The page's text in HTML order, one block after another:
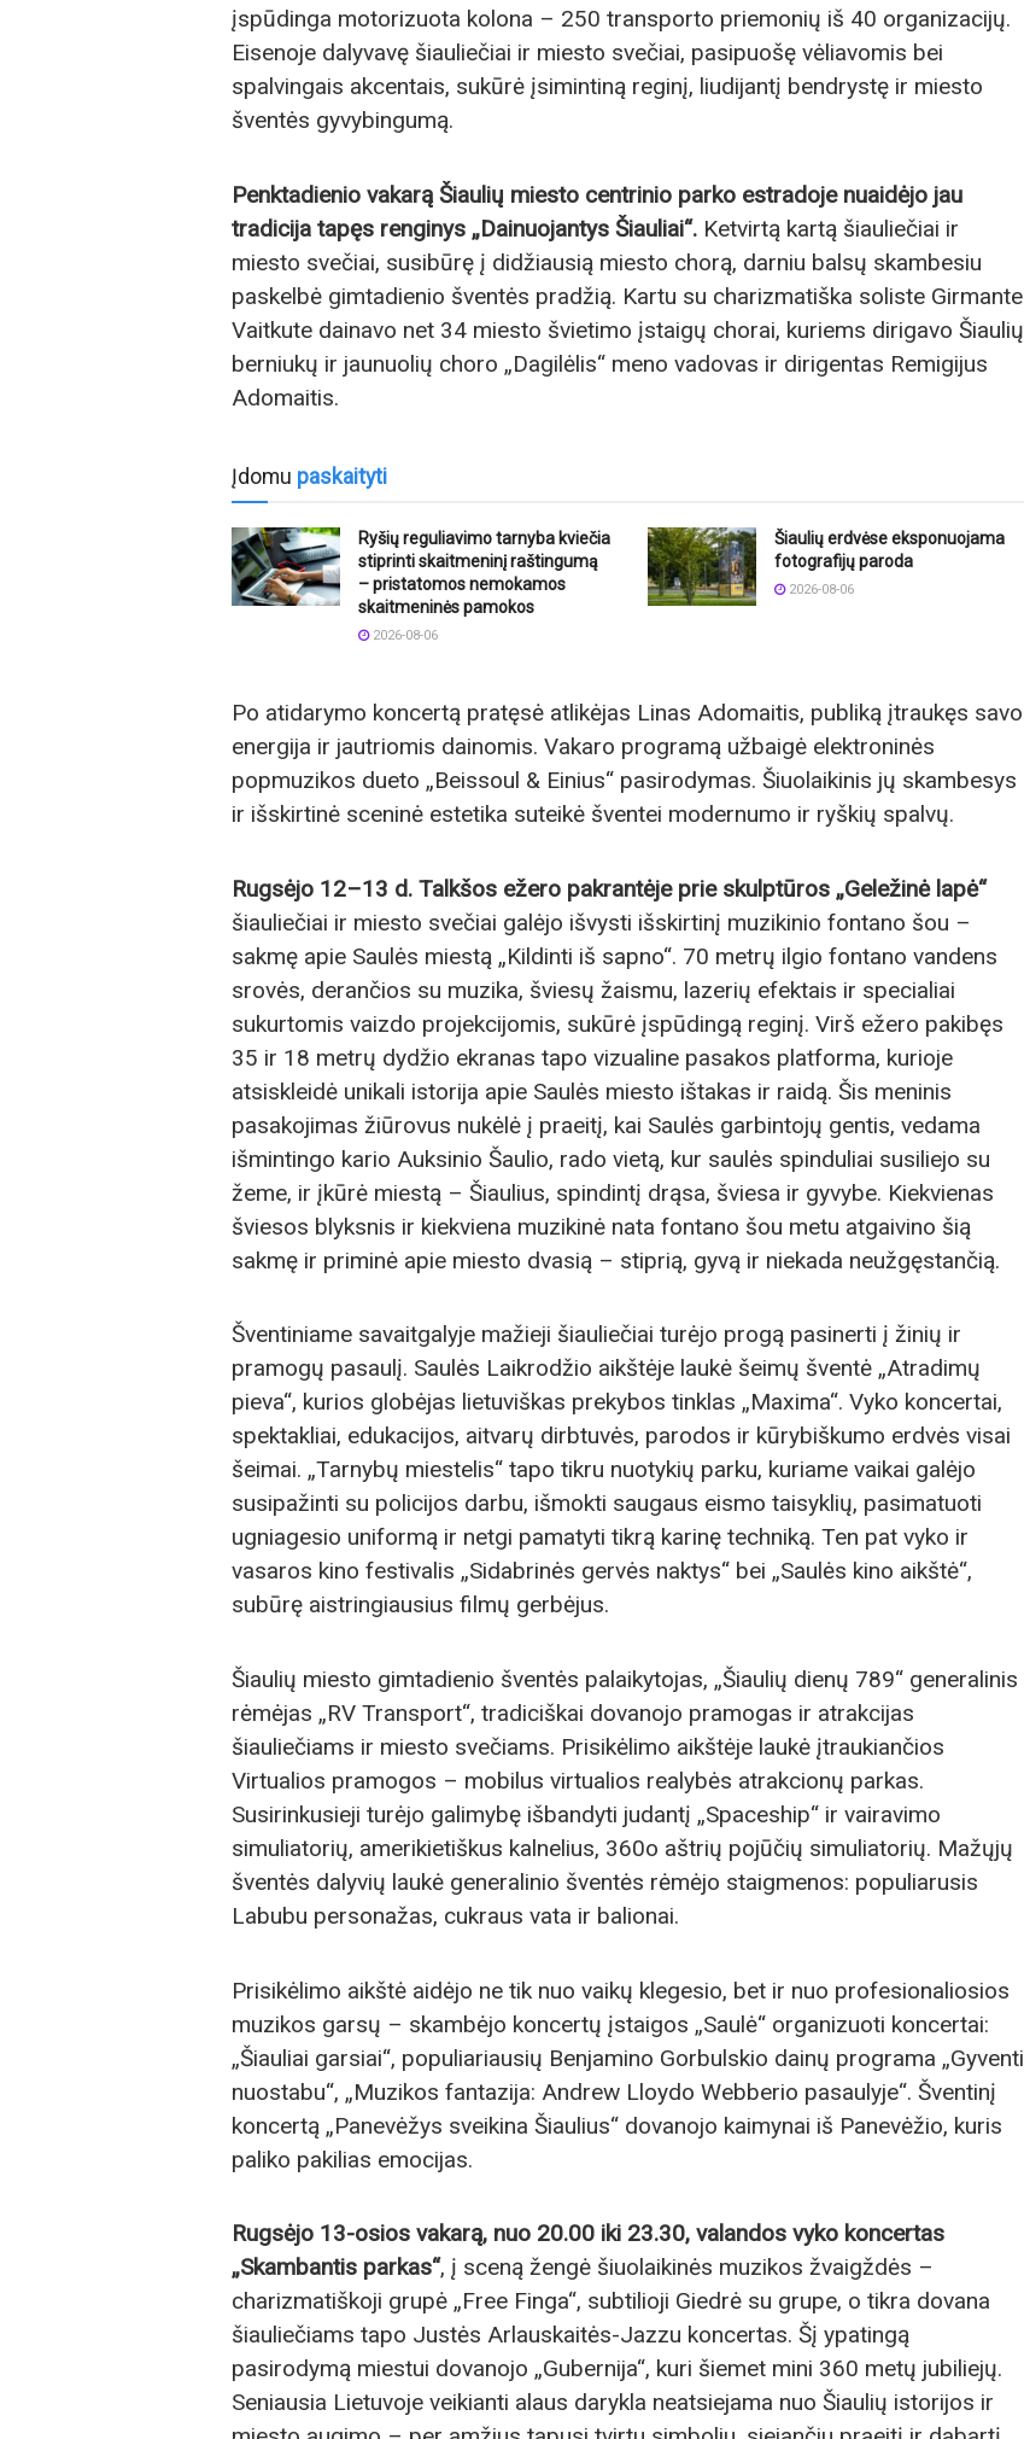
įspūdinga motorizuota kolona – 250 transporto priemonių iš 40 organizacijų.
Eisenoje dalyvavę šiauliečiai ir miesto svečiai, pasipuošę vėliavomis bei
spalvingais akcentais, sukūrė įsimintiną reginį, liudijantį bendrystę ir miesto
šventės gyvybingumą.
Penktadienio vakarą Šiaulių miesto centrinio parko estradoje nuaidėjo jau
tradicija tapęs renginys „Dainuojantys Šiauliai“. Ketvirtą kartą šiauliečiai ir
miesto svečiai, susibūrę į didžiausią miesto chorą, darniu balsų skambesiu
paskelbė gimtadienio šventės pradžią. Kartu su charizmatiška soliste Girmante
Vaitkute dainavo net 34 miesto švietimo įstaigų chorai, kuriems dirigavo Šiaulių
berniukų ir jaunuolių choro „Dagilėlis“ meno vadovas ir dirigentas Remigijus
Adomaitis.
Įdomu paskaityti
Ryšių reguliavimo tarnyba kviečia
stiprinti skaitmeninį raštingumą
– pristatomos nemokamos
skaitmeninės pamokos
2026-08-06
Šiaulių erdvėse eksponuojama
fotografijų paroda
2026-08-06
Po atidarymo koncertą pratęsė atlikėjas Linas Adomaitis, publiką įtraukęs savo
energija ir jautriomis dainomis. Vakaro programą užbaigė elektroninės
popmuzikos dueto „Beissoul & Einius“ pasirodymas. Šiuolaikinis jų skambesys
ir išskirtinė sceninė estetika suteikė šventei modernumo ir ryškių spalvų.
Rugsėjo 12–13 d. Talkšos ežero pakrantėje prie skulptūros „Geležinė lapė“
šiauliečiai ir miesto svečiai galėjo išvysti išskirtinį muzikinio fontano šou –
sakmę apie Saulės miestą „Kildinti iš sapno“. 70 metrų ilgio fontano vandens
srovės, derančios su muzika, šviesų žaismu, lazerių efektais ir specialiai
sukurtomis vaizdo projekcijomis, sukūrė įspūdingą reginį. Virš ežero pakibęs
35 ir 18 metrų dydžio ekranas tapo vizualine pasakos platforma, kurioje
atsiskleidė unikali istorija apie Saulės miesto ištakas ir raidą. Šis meninis
pasakojimas žiūrovus nukėlė į praeitį, kai Saulės garbintojų gentis, vedama
išmintingo kario Auksinio Šaulio, rado vietą, kur saulės spinduliai susiliejo su
žeme, ir įkūrė miestą – Šiaulius, spindintį drąsa, šviesa ir gyvybe. Kiekvienas
šviesos blyksnis ir kiekviena muzikinė nata fontano šou metu atgaivino šią
sakmę ir priminė apie miesto dvasią – stiprią, gyvą ir niekada neužgęstančią.
Šventiniame savaitgalyje mažieji šiauliečiai turėjo progą pasinerti į žinių ir
pramogų pasaulį. Saulės Laikrodžio aikštėje laukė šeimų šventė „Atradimų
pieva“, kurios globėjas lietuviškas prekybos tinklas „Maxima“. Vyko koncertai,
spektakliai, edukacijos, aitvarų dirbtuvės, parodos ir kūrybiškumo erdvės visai
šeimai. „Tarnybų miestelis“ tapo tikru nuotykių parku, kuriame vaikai galėjo
susipažinti su policijos darbu, išmokti saugaus eismo taisyklių, pasimatuoti
ugniagesio uniformą ir netgi pamatyti tikrą karinę techniką. Ten pat vyko ir
vasaros kino festivalis „Sidabrinės gervės naktys“ bei „Saulės kino aikštė“,
subūrę aistringiausius filmų gerbėjus.
Šiaulių miesto gimtadienio šventės palaikytojas, „Šiaulių dienų 789“ generalinis
rėmėjas „RV Transport“, tradiciškai dovanojo pramogas ir atrakcijas
šiauliečiams ir miesto svečiams. Prisikėlimo aikštėje laukė įtraukiančios
Virtualios pramogos – mobilus virtualios realybės atrakcionų parkas.
Susirinkusieji turėjo galimybę išbandyti judantį „Spaceship“ ir vairavimo
simuliatorių, amerikietiškus kalnelius, 360o aštrių pojūčių simuliatorių. Mažųjų
šventės dalyvių laukė generalinio šventės rėmėjo staigmenos: populiarusis
Labubu personažas, cukraus vata ir balionai.
Prisikėlimo aikštė aidėjo ne tik nuo vaikų klegesio, bet ir nuo profesionaliosios
muzikos garsų – skambėjo koncertų įstaigos „Saulė“ organizuoti koncertai:
„Šiauliai garsiai“, populiariausių Benjamino Gorbulskio dainų programa „Gyventi
nuostabu“, „Muzikos fantazija: Andrew Lloydo Webberio pasaulyje“. Šventinį
koncertą „Panevėžys sveikina Šiaulius“ dovanojo kaimynai iš Panevėžio, kuris
paliko pakilias emocijas.
Rugsėjo 13-osios vakarą, nuo 20.00 iki 23.30, valandos vyko koncertas
„Skambantis parkas“, į sceną žengė šiuolaikinės muzikos žvaigždės –
charizmatiškoji grupė „Free Finga“, subtilioji Giedrė su grupe, o tikra dovana
šiauliečiams tapo Justės Arlauskaitės-Jazzu koncertas. Šį ypatingą
pasirodymą miestui dovanojo „Gubernija“, kuri šiemet mini 360 metų jubiliejų.
Seniausia Lietuvoje veikianti alaus darykla neatsiejama nuo Šiaulių istorijos ir